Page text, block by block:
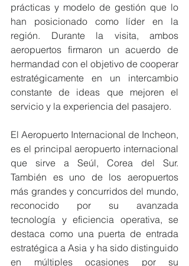
prácticas y modelo de gestión que lo
han posicionado como líder en la
región. Durante la visita, ambos
aeropuertos firmaron un acuerdo de
hermandad con el objetivo de cooperar
estratégicamente en un intercambio
constante de ideas que mejoren el
servicio y la experiencia del pasajero.
El Aeropuerto Internacional de Incheon,
es el principal aeropuerto internacional
que sirve a Seúl, Corea del Sur.
También es uno de los aeropuertos
más grandes y concurridos del mundo,
reconocido por su avanzada
tecnología y eficiencia operativa, se
destaca como una puerta de entrada
estratégica a Asia y ha sido distinguido
en múltiples ocasiones por su